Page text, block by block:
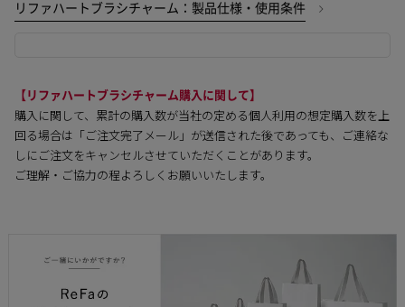
リファハートブラシチャーム：製品仕様・使用条件
【リファハートブラシチャーム購入に関して】
購入に関して、累計の購入数が当社の定める個人利用の想定購入数を上
回る場合は「ご注文完了メール」が送信された後であっても、ご連絡な
しにご注文をキャンセルさせていただくことがあります。
ご理解・ご協力の程よろしくお願いいたします。